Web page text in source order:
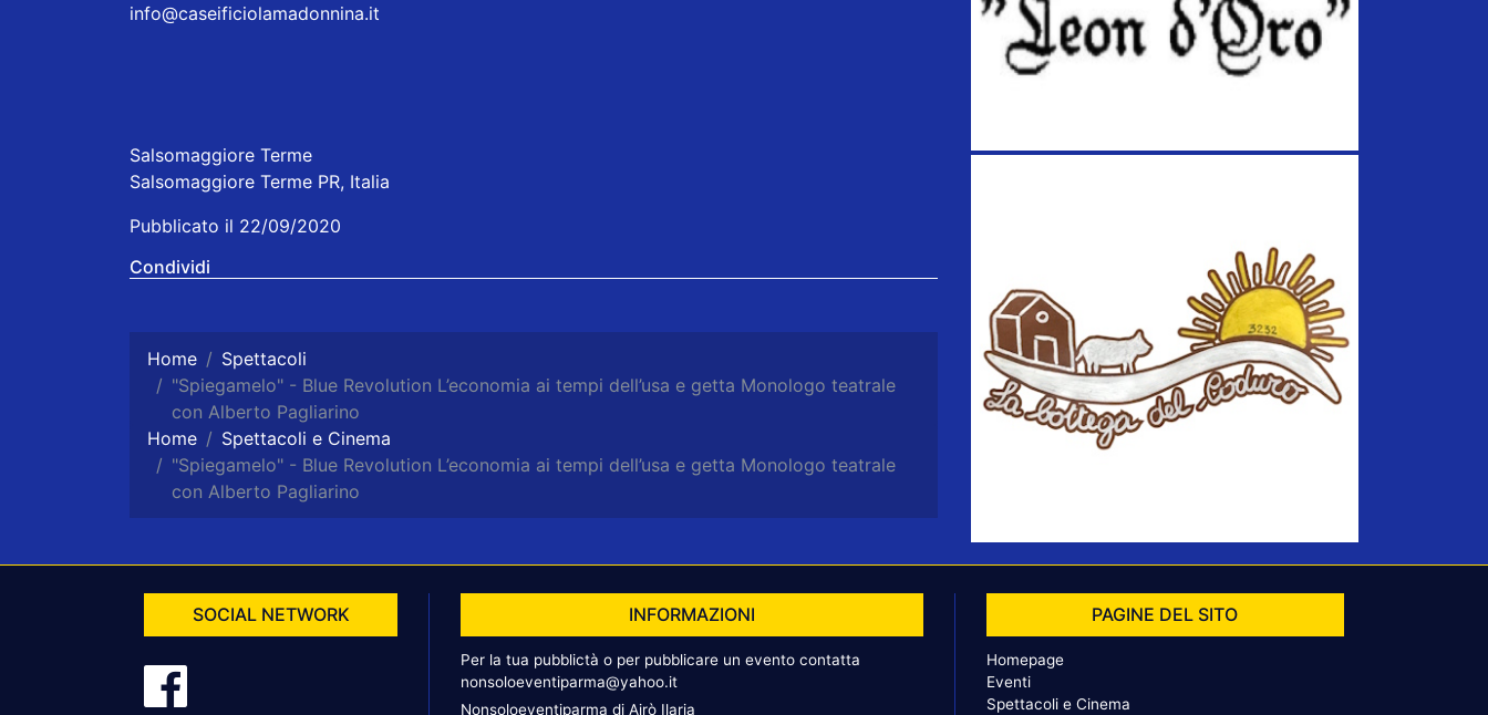
info@caseificiolamadonnina.it
Salsomaggiore Terme
Salsomaggiore Terme PR, Italia
Pubblicato il 22/09/2020
Condividi
Home
Spettacoli
"Spiegamelo" - Blue Revolution L’economia ai tempi dell’usa e getta Monologo teatrale
con Alberto Pagliarino
Home
Spettacoli e Cinema
"Spiegamelo" - Blue Revolution L’economia ai tempi dell’usa e getta Monologo teatrale
con Alberto Pagliarino
SOCIAL NETWORK INFORMAZIONI
Per la tua pubblictà o per pubblicare un evento contatta
nonsoloeventiparma@yahoo.it
Nonsoloeventiparma di Airò Ilaria
PAGINE DEL SITO
Homepage
Eventi
Spettacoli e Cinema